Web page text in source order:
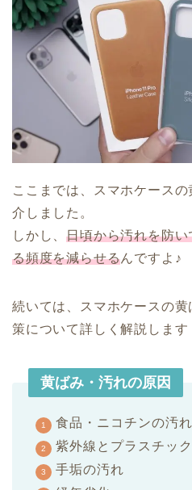
ここまでは、スマホケース
介しました。
しかし、日頃から汚れを防
る頻度を減らせるんですよ♪
続いては、スマホケースの
策について詳しく解説します
黄ばみ・汚れの原因
食品・ニコチンの汚れ
紫外線とプラスチッ
手垢の汚れ